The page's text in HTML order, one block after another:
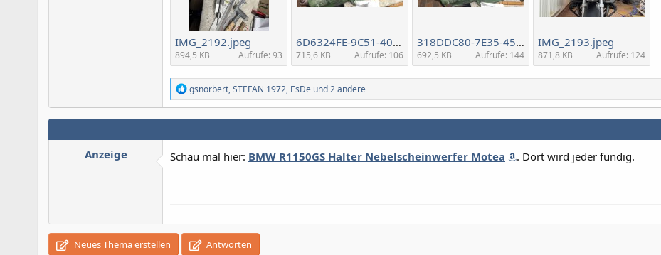
IMG_2192.jpeg
894,5 KB Aufrufe: 93
6D6324FE-9C51-4069-B8CD-21609D3C53C2.jpeg
715,6 KB Aufrufe: 106
318DDC80-7E35-4594-889D-7AE185645DAE.jpeg
692,5 KB Aufrufe: 144
IMG_2193.jpeg
871,8 KB Aufrufe: 124
R
e
a
k
o
gsnorbert,STEFAN 1972, EsDe und 2 andere
Anzeige Schau mal hier: BMW R1150GS Halter Nebelscheinwerfer Motea . Dort wird jeder fündig.
Neues Thema erstellen Antworten